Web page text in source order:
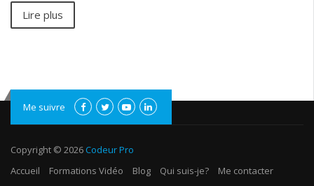
Lire plus
Me suivre
Copyright © 2026Codeur Pro
Accueil
Formations Vidéo Blog Qui suis-je?
Me contacter